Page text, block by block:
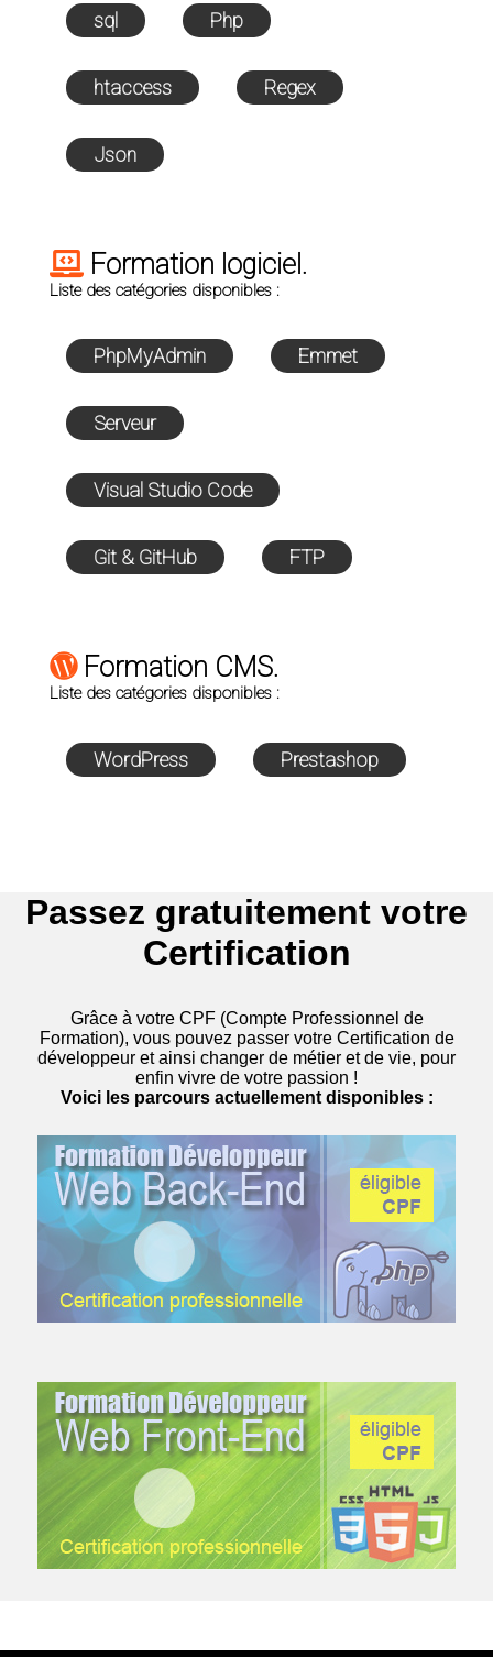
sql Php
htaccess Regex
Json
Formation logiciel.
Liste des catégories disponibles :
PhpMyAdmin Emmet
Serveur
Visual Studio Code
Git & GitHub FTP
Formation CMS.
Liste des catégories disponibles :
WordPress Prestashop
Passez gratuitement votre
Certification
Grâce à votre CPF (Compte Professionnel de
Formation), vous pouvez passer votre Certification de
développeur et ainsi changer de métier et de vie, pour
enfin vivre de votre passion !
Voici les parcours actuellement disponibles :